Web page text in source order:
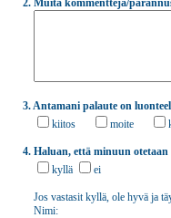
2. Muita kommentteja/
3. Antamani palaute on
kiitos
moite
4. Haluan, että minuun
kyllä
ei
Jos vastasit kyllä, ole hyvä ja
Nimi: